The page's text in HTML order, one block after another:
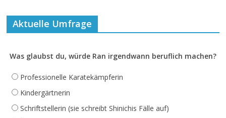
Aktuelle Umfrage
Was glaubst du, würde Ran irgendwann beruflich machen?
Professionelle Karatekämpferin
Kindergärtnerin
Schriftstellerin (sie schreibt Shinichis Fälle auf)